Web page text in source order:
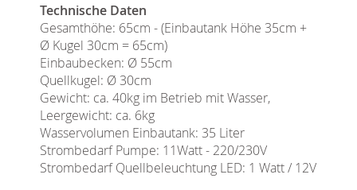
Technische Daten
Gesamthöhe: 65cm - (Einbautank Höhe 35cm +
Ø Kugel 30cm = 65cm)
Einbaubecken: Ø 55cm
Quellkugel: Ø 30cm
Gewicht: ca. 40kg im Betrieb mit Wasser,
Leergewicht: ca. 6kg
Wasservolumen Einbautank: 35 Liter
Strombedarf Pumpe: 11Watt - 220/230V
Strombedarf Quellbeleuchtung LED: 1 Watt / 12V